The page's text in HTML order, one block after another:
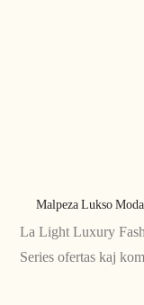
Malpeza Lukso
La Light Luxury
Series ofertas kaj